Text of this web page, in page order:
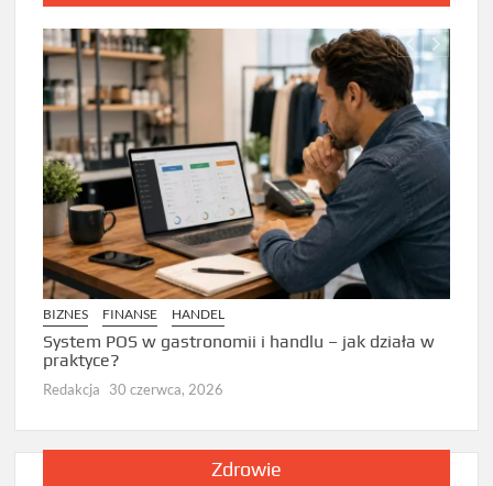
BIZNES FINANSE HANDEL
System POS w gastronomii i handlu – jak działa w
praktyce?
Redakcja 30 czerwca, 2026
Zdrowie